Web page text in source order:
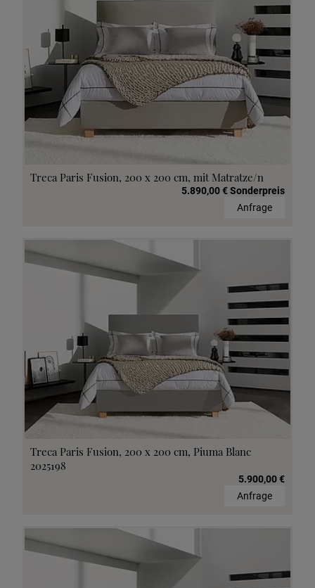
Treca Paris Fusion, 200 x 200 cm, mit Matratze/n
5.890,00 € Sonderpreis
Anfrage
Treca Paris Fusion, 200 x 200 cm, Piuma Blanc
2025198
5.900,00 €
Anfrage